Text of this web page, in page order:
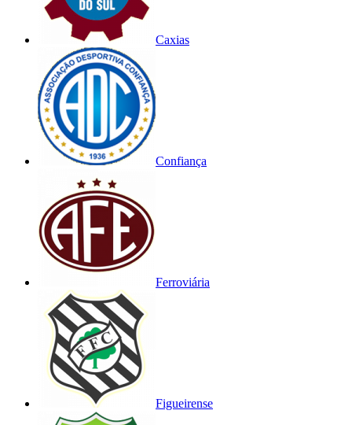
Caxias
Confiança
Ferroviária
Figueirense